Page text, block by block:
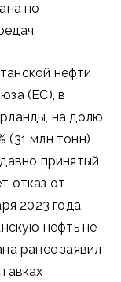
по
нефти
(ЕС), в
на долю
(31 млн тонн)
принятый
отказ от
2023 года.
нефть не
ранее заявил